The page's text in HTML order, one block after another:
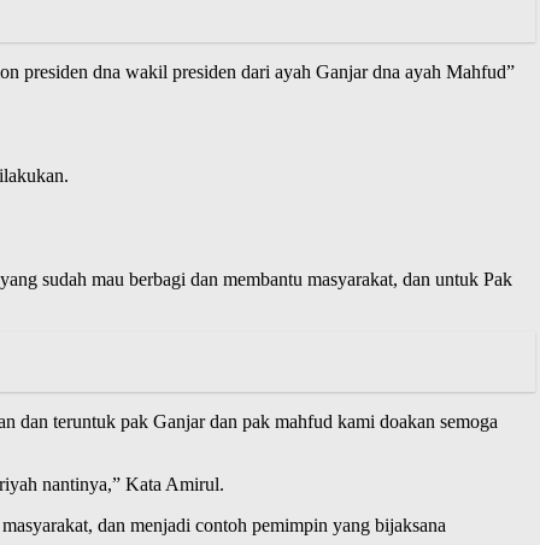
presiden dna wakil presiden dari ayah Ganjar dna ayah Mahfud”
sudah mau berbagi dan membantu masyarakat, dan untuk Pak
dan teruntuk pak Ganjar dan pak mahfud kami doakan semoga
nantinya,” Kata Amirul.
dan menjadi contoh pemimpin yang bijaksana